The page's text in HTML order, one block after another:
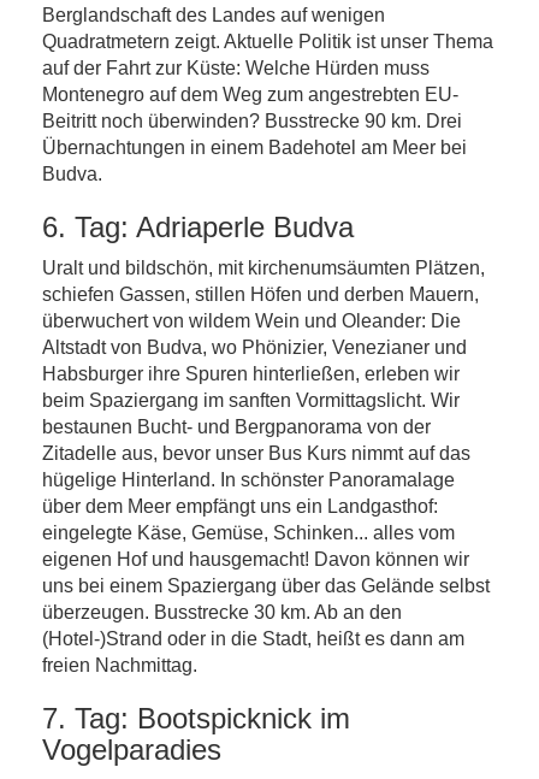
Berglandschaft des Landes auf wenigen
Quadratmetern zeigt. Aktuelle Politik ist unser Thema
auf der Fahrt zur Küste: Welche Hürden muss
Montenegro auf dem Weg zum angestrebten EU-
Beitritt noch überwinden? Busstrecke 90 km. Drei
Übernachtungen in einem Badehotel am Meer bei
Budva.
6. Tag: Adriaperle Budva
Uralt und bildschön, mit kirchenumsäumten Plätzen,
schiefen Gassen, stillen Höfen und derben Mauern,
überwuchert von wildem Wein und Oleander: Die
Altstadt von Budva, wo Phönizier, Venezianer und
Habsburger ihre Spuren hinterließen, erleben wir
beim Spaziergang im sanften Vormittagslicht. Wir
bestaunen Bucht- und Bergpanorama von der
Zitadelle aus, bevor unser Bus Kurs nimmt auf das
hügelige Hinterland. In schönster Panoramalage
über dem Meer empfängt uns ein Landgasthof:
eingelegte Käse, Gemüse, Schinken... alles vom
eigenen Hof und hausgemacht! Davon können wir
uns bei einem Spaziergang über das Gelände selbst
überzeugen. Busstrecke 30 km. Ab an den
(Hotel-)Strand oder in die Stadt, heißt es dann am
freien Nachmittag.
7. Tag: Bootspicknick im
Vogelparadies